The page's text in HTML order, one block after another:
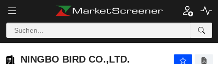
NINGBO BIRD CO.,LTD.
NINGBO BIRD CO.,LTD.